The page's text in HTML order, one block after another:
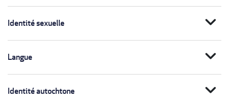
Identité sexuelle expand_more
Langue expand_more
Identité autochtone expand_more